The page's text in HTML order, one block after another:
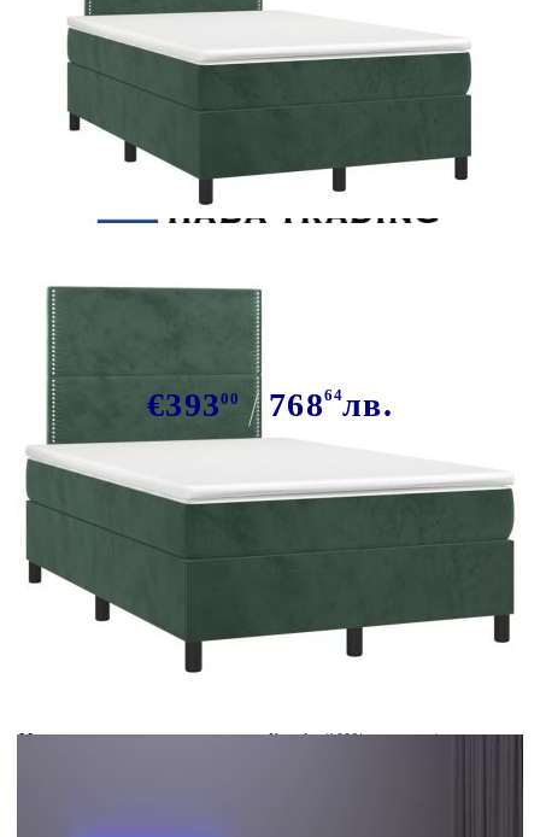
Боксспринг легло с матрак и LED
тъмнозелено 120x190 см кадифе
€39300 76864лв.
В наличност: 7 бр.
Време за доставка: 5 до 9 дни
Безплатна доставка до адрес при плащане по банков път
Материал:
Кадифе (100% полиестер)
Дължина: